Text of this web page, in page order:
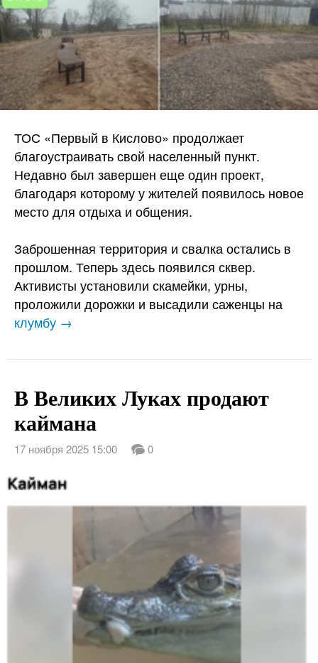
ТОС «Первый в Кислово» продолжает
благоустраивать свой населенный пункт.
Недавно был завершен еще один проект,
благодаря которому у жителей появилось новое
место для отдыха и общения.
Заброшенная территория и свалка остались в
прошлом. Теперь здесь появился сквер.
Активисты установили скамейки, урны,
проложили дорожки и высадили саженцы на
клумбу →
В Великих Луках продают
каймана
17 ноября 2025 15:00 0